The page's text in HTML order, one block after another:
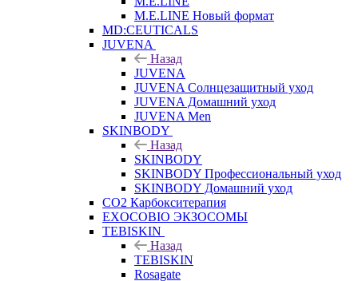
M.E.LINE Новый формат
MD:CEUTICALS
JUVENA
Назад
JUVENA
JUVENA Солнцезащитный уход
JUVENA Домашний уход
JUVENA Men
SKINBODY
Назад
SKINBODY
SKINBODY Профессиональный уход
SKINBODY Домашний уход
CO2 Карбокситерапия
EXOCOBIO ЭКЗОСОМЫ
TEBISKIN
Назад
TEBISKIN
Rosagate